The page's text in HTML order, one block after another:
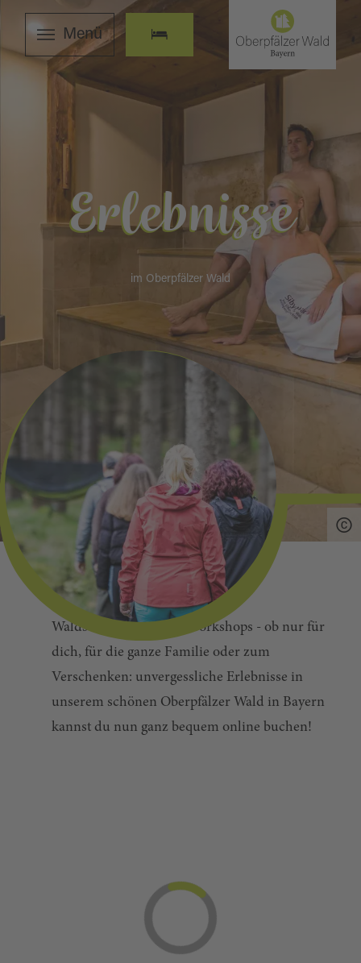
Menü
Erlebnisse
im Oberpfälzer Wald
Ob Eintrittskarten, Führungen,
Waldschnuppern oder Workshops - ob nur für
dich, für die ganze Familie oder zum
Verschenken: unvergessliche Erlebnisse in
unserem schönen Oberpfälzer Wald in Bayern
kannst du nun ganz bequem online buchen!